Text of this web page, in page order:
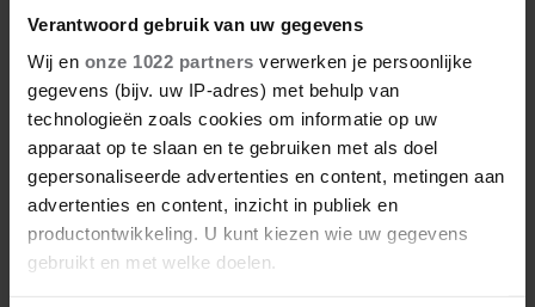
Verantwoord gebruik van uw gegevens
Wij en onze 1022 partners verwerken je persoonlijke
gegevens (bijv. uw IP-adres) met behulp van
technologieën zoals cookies om informatie op uw
apparaat op te slaan en te gebruiken met als doel
gepersonaliseerde advertenties en content, metingen aan
advertenties en content, inzicht in publiek en
productontwikkeling. U kunt kiezen wie uw gegevens
gebruikt en met welke doelen.
6 augustus 2026
ZO EINDIGT HET ‘B&B VOL
LIEFDE’-AVONTUUR VAN
NISHA TARA